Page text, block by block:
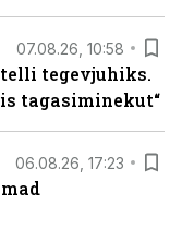
07.08.26, 10:58
tegevjuhiks.
tagasiminekut“
06.08.26, 17:23